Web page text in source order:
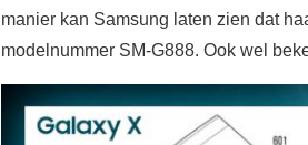
manier kan Samsung laten zien dat
modelnummer SM-G888. Ook wel